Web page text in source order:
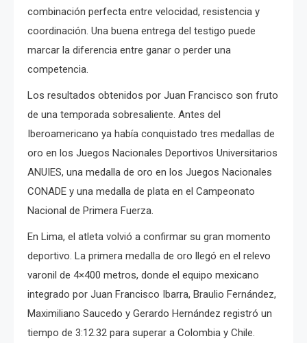
combinación perfecta entre velocidad, resistencia y
coordinación. Una buena entrega del testigo puede
marcar la diferencia entre ganar o perder una
competencia.
Los resultados obtenidos por Juan Francisco son fruto
de una temporada sobresaliente. Antes del
Iberoamericano ya había conquistado tres medallas de
oro en los Juegos Nacionales Deportivos Universitarios
ANUIES, una medalla de oro en los Juegos Nacionales
CONADE y una medalla de plata en el Campeonato
Nacional de Primera Fuerza.
En Lima, el atleta volvió a confirmar su gran momento
deportivo. La primera medalla de oro llegó en el relevo
varonil de 4×400 metros, donde el equipo mexicano
integrado por Juan Francisco Ibarra, Braulio Fernández,
Maximiliano Saucedo y Gerardo Hernández registró un
tiempo de 3:12.32 para superar a Colombia y Chile.